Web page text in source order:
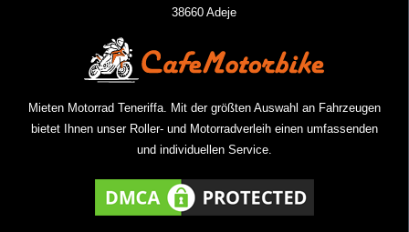
38660 Adeje
Mieten Motorrad Teneriffa. Mit der größten Auswahl an Fahrzeugen
bietet Ihnen unser Roller- und Motorradverleih einen umfassenden
und individuellen Service.